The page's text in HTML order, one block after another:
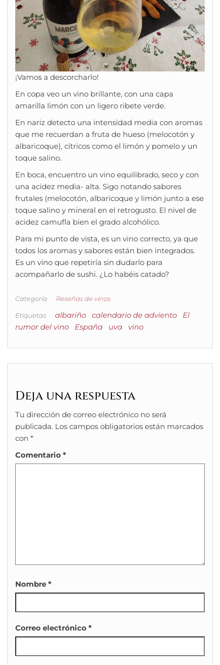
¡Vamos a descorcharlo!
En copa veo un vino brillante, con una capa
amarilla limón con un ligero ribete verde.
En nariz detecto una intensidad media con aromas
que me recuerdan a fruta de hueso (melocotón y
albaricoque), cítricos como el limón y pomelo y un
toque salino.
En boca, encuentro un vino equilibrado, seco y con
una acidez media- alta. Sigo notando sabores
frutales (melocotón, albaricoque y limón junto a ese
toque salino y mineral en el retrogusto. El nivel de
acidez camufla bien el grado alcohólico.
Para mi punto de vista, es un vino correcto, ya que
todos los aromas y sabores están bien integrados.
Es un vino que repetiría sin dudarlo para
acompañarlo de sushi. ¿Lo habéis catado?
Categoría Reseñas de vinos
Etiquetas albariño calendario de adviento
El
rumor del vino
España uva vino
Deja una respuesta
Tu dirección de correo electrónico no será
publicada. Los campos obligatorios están marcados
con *
Comentario *
Nombre *
Correo electrónico *